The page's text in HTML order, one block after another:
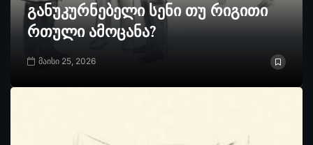
განუკურნებელი სენი თუ რიგითი
რთული ამოცანა?
მაისი 25, 2026